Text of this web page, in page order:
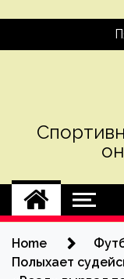
Home
Полыхает